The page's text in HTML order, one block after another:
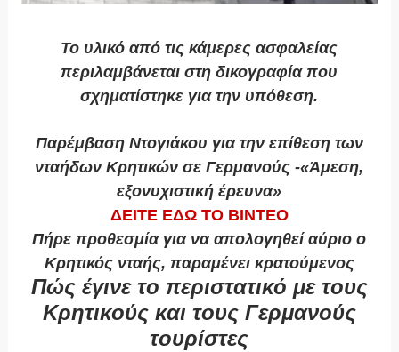
Το υλικό από τις κάμερες ασφαλείας
περιλαμβάνεται στη δικογραφία που
σχηματίστηκε για την υπόθεση.
Παρέμβαση Ντογιάκου για την επίθεση των
νταήδων Κρητικών σε Γερμανούς -«Άμεση,
εξονυχιστική έρευνα»
ΔΕΙΤΕ ΕΔΩ ΤΟ ΒΙΝΤΕΟ
Πήρε προθεσμία για να απολογηθεί αύριο ο
Κρητικός νταής, παραμένει κρατούμενος
Πώς έγινε το περιστατικό με τους
Κρητικούς και τους Γερμανούς
τουρίστες